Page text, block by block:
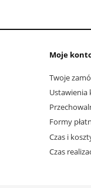
Moje
Twoje
Ustawienia
Formy
Czas i
Czas